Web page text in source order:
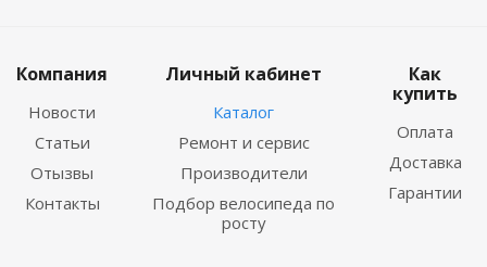
Компания
Новости
Статьи
Отызвы
Контакты
Личный кабинет
Каталог
Ремонт и сервис
Производители
Подбор велосипеда по
росту
Как
купить
Оплата
Доставка
Гарантии